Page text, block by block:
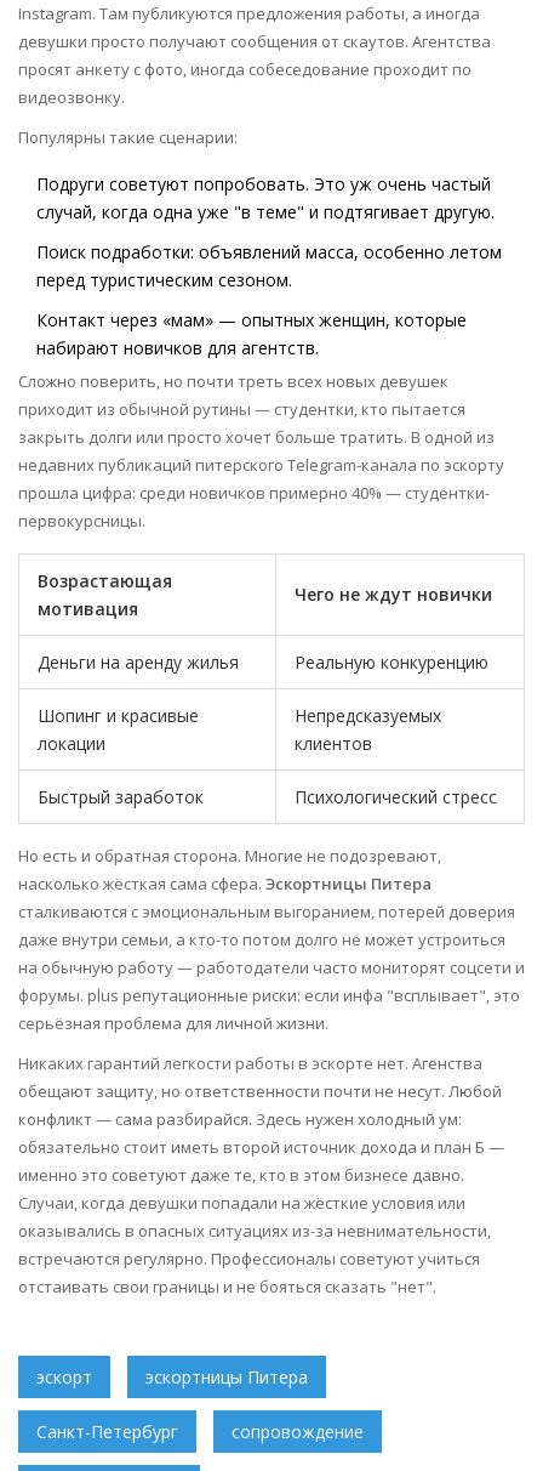
Instagram. Там публикуются предложения работы, а иногда
девушки просто получают сообщения от скаутов. Агентства
просят анкету с фото, иногда собеседование проходит по
видеозвонку.
Популярны такие сценарии:
Подруги советуют попробовать. Это уж очень частый
случай, когда одна уже "в теме" и подтягивает другую.
Поиск подработки: объявлений масса, особенно летом
перед туристическим сезоном.
Контакт через «мам» — опытных женщин, которые
набирают новичков для агентств.
Сложно поверить, но почти треть всех новых девушек
приходит из обычной рутины — студентки, кто пытается
закрыть долги или просто хочет больше тратить. В одной из
недавних публикаций питерского Telegram-канала по эскорту
прошла цифра: среди новичков примерно 40% — студентки-
первокурсницы.
Возрастающая
мотивация
Чего не ждут новички
Деньги на аренду жилья Реальную конкуренцию
Шопинг и красивые
локации
Непредсказуемых
клиентов
Быстрый заработок Психологический стресс
Но есть и обратная сторона. Многие не подозревают,
насколько жёсткая сама сфера. Эскортницы Питера
сталкиваются с эмоциональным выгоранием, потерей доверия
даже внутри семьи, а кто-то потом долго не может устроиться
на обычную работу — работодатели часто мониторят соцсети и
форумы. plus репутационные риски: если инфа "всплывает", это
серьёзная проблема для личной жизни.
Никаких гарантий легкости работы в эскорте нет. Агенства
обещают защиту, но ответственности почти не несут. Любой
конфликт — сама разбирайся. Здесь нужен холодный ум:
обязательно стоит иметь второй источник дохода и план Б —
именно это советуют даже те, кто в этом бизнесе давно.
Случаи, когда девушки попадали на жёсткие условия или
оказывались в опасных ситуациях из-за невнимательности,
встречаются регулярно. Профессионалы советуют учиться
отстаивать свои границы и не бояться сказать "нет".
эскорт эскортницы Питера
Санкт-Петербург сопровождение